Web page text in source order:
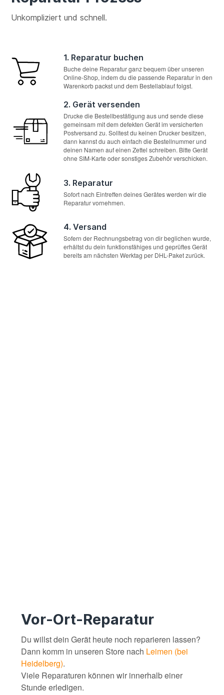
Unkompliziert und schnell.
1. Reparatur buchen
Buche deine Reparatur ganz bequem über unseren
Online-Shop, indem du die passende Reparatur in den
Warenkorb packst und dem Bestellablauf folgst.
2. Gerät versenden
Drucke die Bestellbestätigung aus und sende diese
gemeinsam mit dem defekten Gerät im versicherten
Postversand zu. Solltest du keinen Drucker besitzen,
dann kannst du auch einfach die Bestellnummer und
deinen Namen auf einen Zettel schreiben. Bitte Gerät
ohne SIM-Karte oder sonstiges Zubehör verschicken.
3. Reparatur
Sofort nach Eintreffen deines Gerätes werden wir die
Reparatur vornehmen.
4. Versand
Sofern der Rechnungsbetrag von dir beglichen wurde,
erhältst du dein funktionsfähiges und geprüftes Gerät
bereits am nächsten Werktag per DHL-Paket zurück.
Vor-Ort-Reparatur
Du willst dein Gerät heute noch reparieren lassen?
Dann komm in unseren Store nach Leimen (bei
Heidelberg).
Viele Reparaturen können wir innerhalb einer
Stunde erledigen.